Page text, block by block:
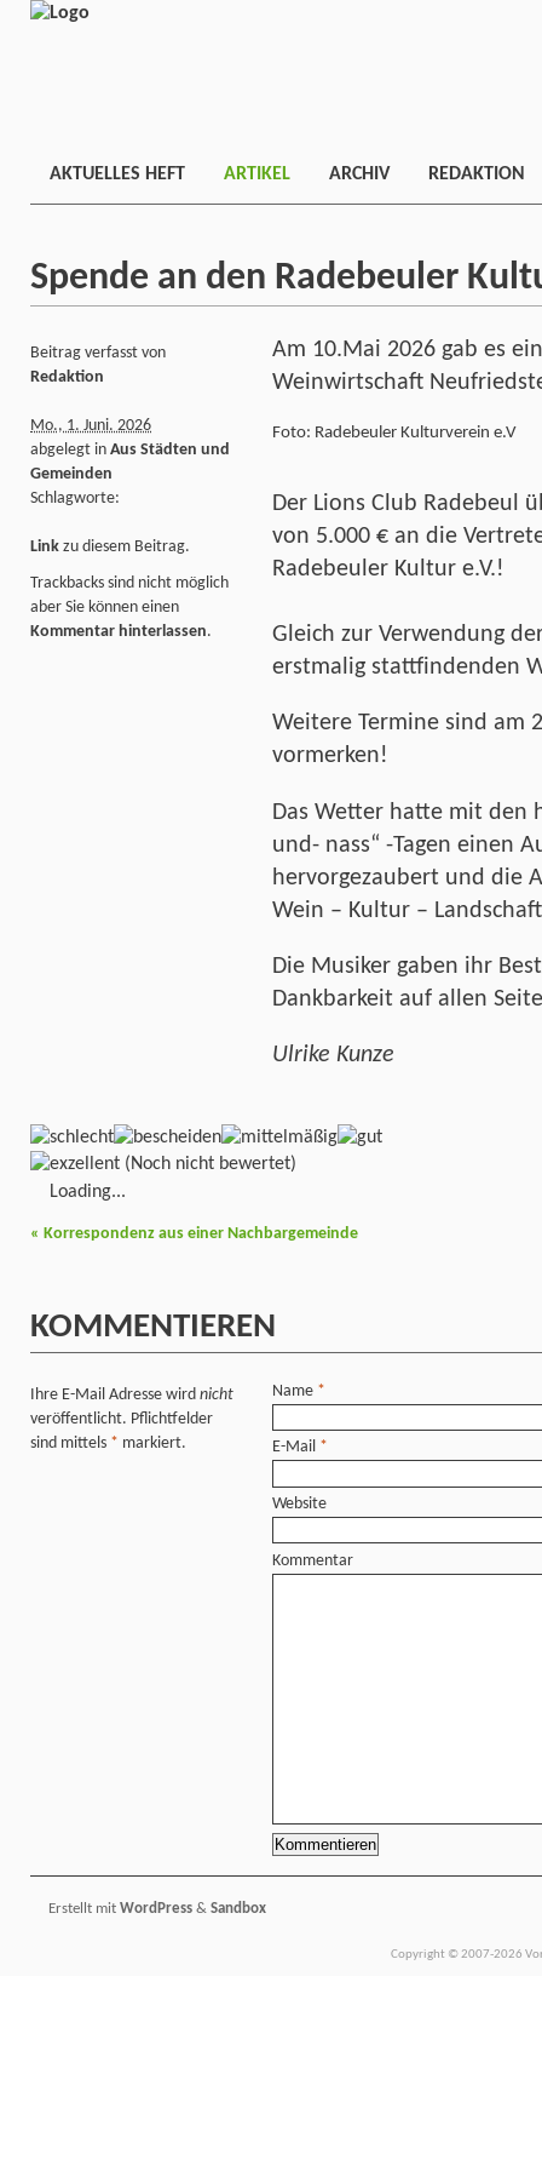
AKTUELLES HEFT ARTIKEL ARCHIV REDAKTION
Spende an den Radebeuler
Am 10.Mai 2026 gab es
Weinwirtschaft
Foto: Radebeuler Kulturverein e.V
Der Lions Club Radebeul
von 5.000 € an die
Radebeuler Kultur e.V.!
Gleich zur Verwendung
erstmalig stattfindenden
Weitere Termine sind am
vormerken!
Das Wetter hatte mit den
und- nass“ -Tagen einen
hervorgezaubert und die
Wein – Kultur –
Die Musiker gaben ihr
Dankbarkeit auf allen
Ulrike Kunze
Beitrag verfasst von
Redaktion
Mo., 1. Juni. 2026
abgelegt in Aus Städten und
Gemeinden
Schlagworte:
Link zu diesem Beitrag.
Trackbacks sind nicht möglich
aber Sie können einen
Kommentar hinterlassen.
(Noch nicht bewertet)
Loading...
« Korrespondenz aus einer Nachbargemeinde
KOMMENTIEREN
Ihre E-Mail Adresse wird nicht
veröffentlicht. Pflichtfelder
sind mittels * markiert.
Name *
E-Mail *
Website
Kommentar
Erstellt mit WordPress & Sandbox
Copyright © 2007-2026